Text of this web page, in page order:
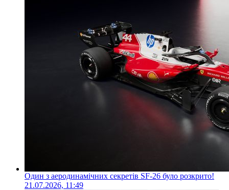
Один з аеродинамічних секретів SF-26 було розкрито!
21.07.2026, 11:49